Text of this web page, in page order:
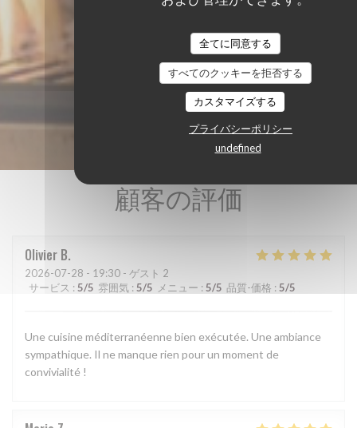
全てに同意する
すべてのクッキーを拒否する
カスタマイズする
プライバシーポリシー
undefined
顧客の評価
Olivier B
2026-07-28 - 19:30 - ゲスト 2
サービス : 5/5 雰囲気 : 5/5 メニュー : 5/5 品質-価格 : 5/5
Une cuisine méditerranéenne bien exécutée. Une ambiance
sympathique. Il ne manque rien pour un moment de
convivialité !